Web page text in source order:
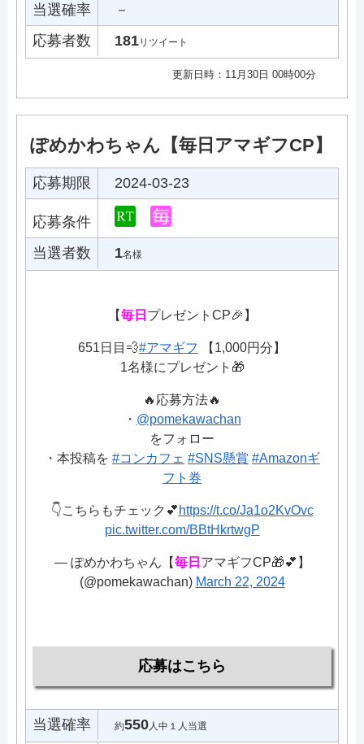
当選確率
－
応募者数
181リツイート
更新日時：11月30日 00時00分
ぽめかわちゃん【毎日アマギフCP】
応募期限 2024-03-23
応募条件
当選者数
1名様
【毎日 プレゼントCP🎉】
651日目💨#アマギフ
【1,000円分】
1名様にプレゼント🎁
🔥応募方法🔥
・ @pomekawachan
をフォロー
・本投稿を #コンカフェ #SNS懸賞 #Amazonギ
フト券
👇こちらもチェック💕 https://t.co/Ja1o2KvOvc
pic.twitter.com/BBtHkrtwgP
— ぽめかわちゃん【毎日 アマギフCP🎁💕】
(@pomekawachan) March 22, 2024
応募はこちら
当選確率 約550人中１人当選